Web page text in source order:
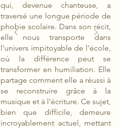
qui, devenue chanteuse, a
traversé une longue période de
phobie scolaire. Dans son récit,
elle nous transporte dans
l'univers impitoyable de l'école,
où la différence peut se
transformer en humiliation. Elle
partage comment elle a réussi à
se reconstruire grâce à la
musique et à l'écriture. Ce sujet,
bien que difficile, demeure
incroyablement actuel, mettant